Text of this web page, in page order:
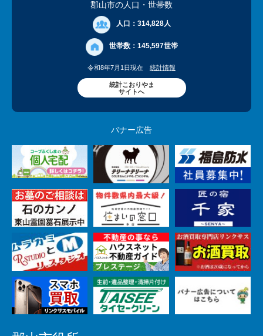
郡山市の人口 ・世帯数
人口： 314,828人
世帯数： 145,597世帯
令和8年7月1日現在 統計情報
統計こおりやま
サイトへ
バナー広告